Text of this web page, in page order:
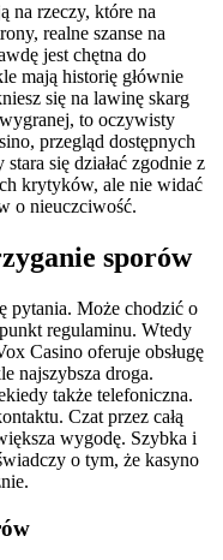
na rzeczy, które na
realne szanse na
jest chętna do
mają historię głównie
się na lawinę skarg
to oczywisty
przegląd dostępnych
się działać zgodnie z
krytyków, ale nie widać
o nieuczciwość.
sporów
pytania. Może chodzić o
regulaminu. Wtedy
Casino oferuje obsługę
najszybsza droga.
także telefoniczna.
Czat przez całą
wygodę. Szybka i
o tym, że kasyno